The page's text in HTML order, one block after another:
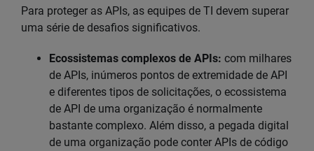
Para proteger as APIs, as equipes de TI devem superar
uma série de desafios significativos.
Ecossistemas complexos de APIs: com milhares
de APIs, inúmeros pontos de extremidade de API
e diferentes tipos de solicitações, o ecossistema
de API de uma organização é normalmente
bastante complexo. Além disso, a pegada digital
de uma organização pode conter APIs de código